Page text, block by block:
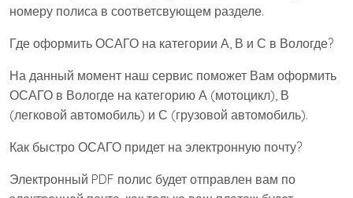
номеру полиса в соответсвующем разделе.
Где оформить ОСАГО на категории А, В и С в Вологде?
На данный момент наш сервис поможет Вам оформить
ОСАГО в Вологде на категорию А (мотоцикл), В
(легковой автомобиль) и С (грузовой автомобиль).
Как быстро ОСАГО придет на электронную почту?
Электронный PDF полис будет отправлен вам по